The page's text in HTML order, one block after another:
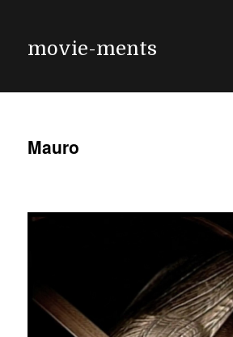
movie-ments
Mauro